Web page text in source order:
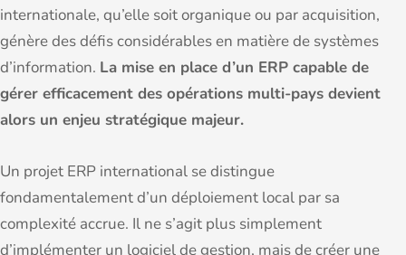
internationale, qu’elle soit organique ou par acquisition,
génère des défis considérables en matière de systèmes
d’information. La mise en place d’un ERP capable de
gérer efficacement des opérations multi-pays devient
alors un enjeu stratégique majeur.
Un projet ERP international se distingue
fondamentalement d’un déploiement local par sa
complexité accrue. Il ne s’agit plus simplement
d’implémenter un logiciel de gestion, mais de créer une